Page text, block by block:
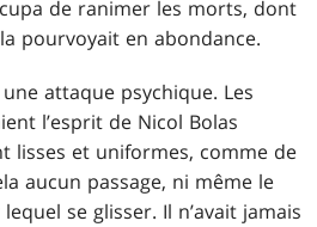
de ranimer les morts, dont
pourvoyait en abondance.
attaque psychique. Les
l’esprit de Nicol Bolas
lisses et uniformes, comme de
aucun passage, ni même le
se glisser. Il n’avait jamais